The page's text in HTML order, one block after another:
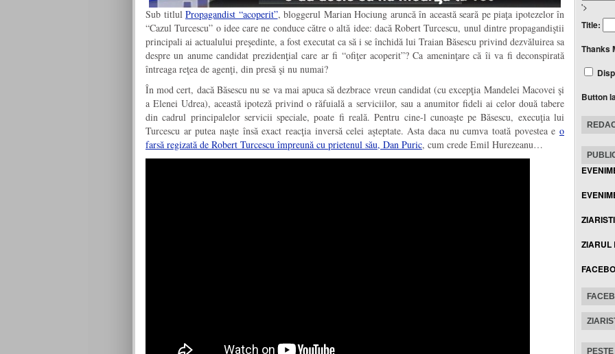
Sub titlul Propagandist “acoperit”, bloggerul Marian Hociung aruncă în această seară pe piaţa ipotezelor în
“Cazul Turcescu” o idee care ne conduce către o altă idee: dacă Robert Turcescu, unul dintre propagandiştii
principali ai actualului preşedinte, a fost executat ca să i se închidă lui Traian Băsescu privind dezvăluirea sa
despre un anume candidat prezidenţial care ar fi “ofiţer acoperit”? Ca ameninţare că îi va fi deconspirată
întreaga reţea de agenţi, din presă şi nu numai?
În mod cert, dacă Băsescu nu se va mai apuca să dezbrace vreun candidat (cu excepţia Mandelei Macovei şi
a Elenei Udrea), această ipoteză privind o răfuială a serviciilor, sau a anumitor fideli ai celor două tabere
din cadrul principalelor servicii speciale, poate fi reală. Pentru cine-l cunoaşte pe Băsescu, execuţia lui
Turcescu ar putea naşte însă exact reacţia inversă celei aşteptate. Asta daca nu cumva toată povestea e o
farsă regizată de Robert Turcescu împreună cu prietenul său, Dan Puric, cum crede Emil Hurezeanu…
'>
Title:
Thanks
Button
ZIARUL